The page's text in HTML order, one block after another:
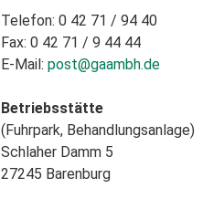
Telefon: 0 42 71 / 94 40
Fax: 0 42 71 / 9 44 44
E-Mail: post@gaambh.de
Betriebsstätte
(Fuhrpark, Behandlungsanlage)
Schlaher Damm 5
27245 Barenburg